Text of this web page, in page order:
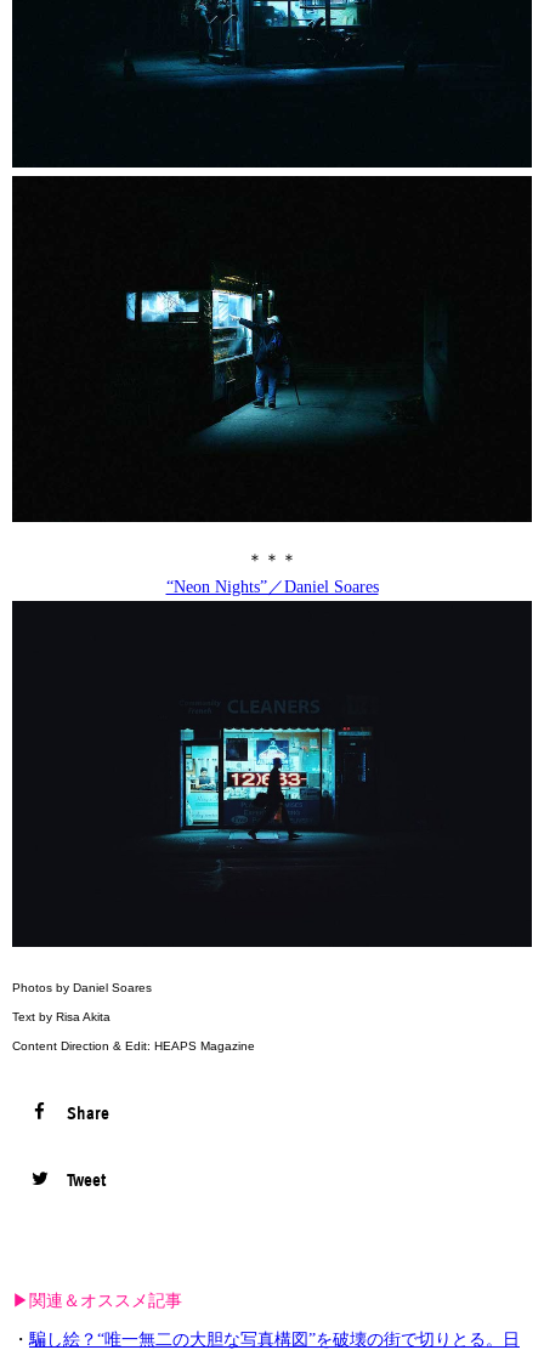
＊＊＊
“Neon Nights”／Daniel Soares
Photos by Daniel Soares
Text by Risa Akita
Content Direction & Edit: HEAPS Magazine
Share
Tweet
▶︎関連＆オススメ記事
・ 騙し絵？“唯一無二の大胆な写真構図”を破壊の街で切りとる。日